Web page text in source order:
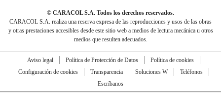
© CARACOL S.A. Todos los derechos reservados.
CARACOL S.A. realiza una reserva expresa de las reproducciones y usos de las obras
y otras prestaciones accesibles desde este sitio web a medios de lectura mecánica u otros
medios que resulten adecuados.
Aviso legal Política de Protección de Datos
Política de cookies
Configuración de cookies
Transparencia Soluciones W
Teléfonos
Escríbanos